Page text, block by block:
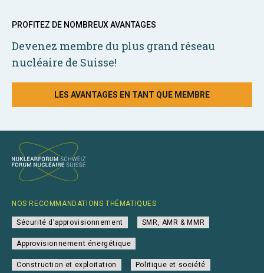
PROFITEZ DE NOMBREUX AVANTAGES
Devenez membre du plus grand réseau
nucléaire de Suisse!
LES AVANTAGES EN TANT QUE MEMBRE
NOS RECOMMANDATIONS THÉMATIQUES
Sécurité d’approvisionnement SMR, AMR & MMR
Approvisionnement énergétique
Construction et exploitation Politique et société